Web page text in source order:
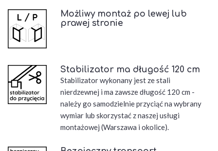
Możliwy montaż po lewej lub
prawej stronie
Stabilizator ma długość 120 cm
Stabilizator wykonany jest ze stali
nierdzewnej i ma zawsze długość 120 cm -
należy go samodzielnie przyciąć na wybrany
wymiar lub skorzystać z naszej usługi
montażowej (Warszawa i okolice).